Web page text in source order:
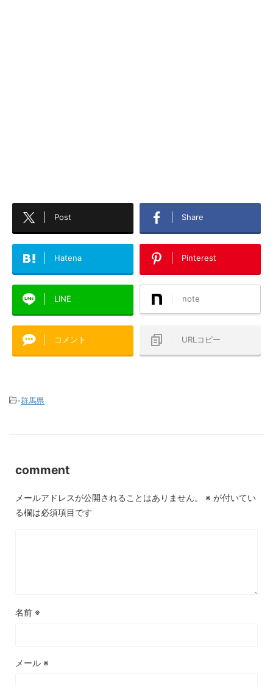
Post Share
Hatena Pinterest
LINE note
コメント URLコピー
-群馬県
comment
メールアドレスが公開されることはありません。 ※ が付いてい
る欄は必須項目です
名前 ※
メール ※